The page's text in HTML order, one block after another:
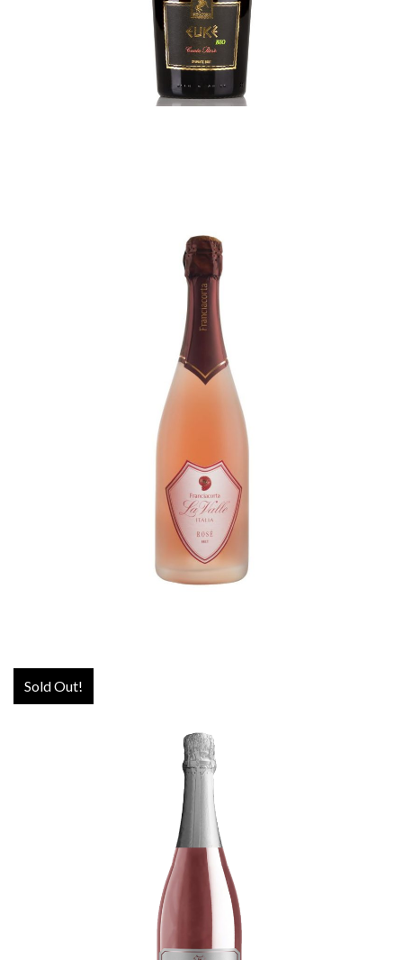
Rosé Millesimato Brut
D.O.C.G. FRANCIACORTA
La Valle
40,00
€
ADD TO CART
Sold Out!
ROSÈ SPUMANTE BRUT
ROSATO